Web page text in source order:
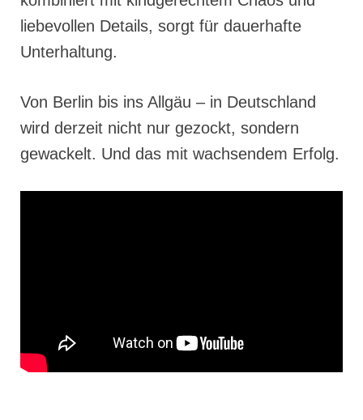
liebevollen Details, sorgt für dauerhafte
Unterhaltung.
Von Berlin bis ins Allgäu – in Deutschland
wird derzeit nicht nur gezockt, sondern
gewackelt. Und das mit wachsendem Erfolg.